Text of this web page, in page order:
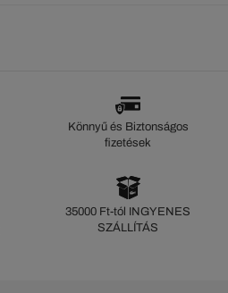
Könnyű és Biztonságos
fizetések
35000 Ft-tól INGYENES
SZÁLLÍTÁS